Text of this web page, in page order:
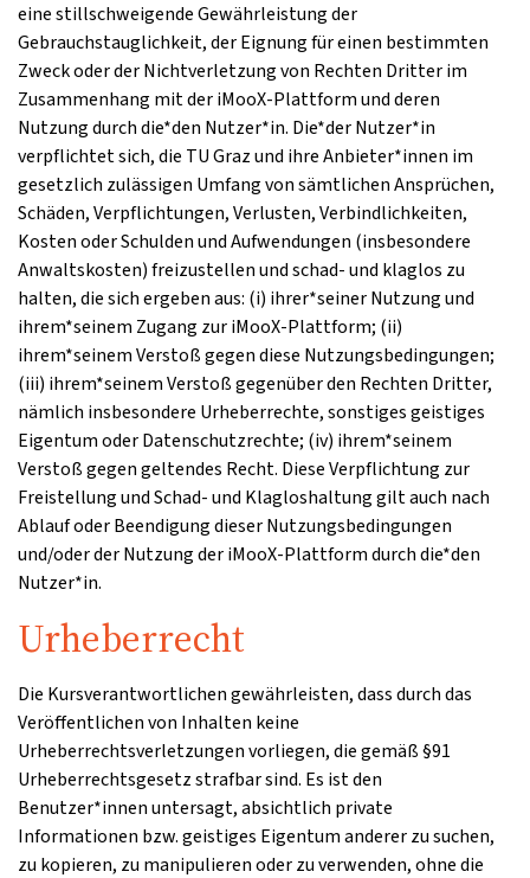
eine stillschweigende Gewährleistung der
Gebrauchstauglichkeit, der Eignung für einen bestimmten
Zweck oder der Nichtverletzung von Rechten Dritter im
Zusammenhang mit der iMooX-Plattform und deren
Nutzung durch die*den Nutzer*in. Die*der Nutzer*in
verpflichtet sich, die TU Graz und ihre Anbieter*innen im
gesetzlich zulässigen Umfang von sämtlichen Ansprüchen,
Schäden, Verpflichtungen, Verlusten, Verbindlichkeiten,
Kosten oder Schulden und Aufwendungen (insbesondere
Anwaltskosten) freizustellen und schad- und klaglos zu
halten, die sich ergeben aus: (i) ihrer*seiner Nutzung und
ihrem*seinem Zugang zur iMooX-Plattform; (ii)
ihrem*seinem Verstoß gegen diese Nutzungsbedingungen;
(iii) ihrem*seinem Verstoß gegenüber den Rechten Dritter,
nämlich insbesondere Urheberrechte, sonstiges geistiges
Eigentum oder Datenschutzrechte; (iv) ihrem*seinem
Verstoß gegen geltendes Recht. Diese Verpflichtung zur
Freistellung und Schad- und Klagloshaltung gilt auch nach
Ablauf oder Beendigung dieser Nutzungsbedingungen
und/oder der Nutzung der iMooX-Plattform durch die*den
Nutzer*in.
Urheberrecht
Die Kursverantwortlichen gewährleisten, dass durch das
Veröffentlichen von Inhalten keine
Urheberrechtsverletzungen vorliegen, die gemäß §91
Urheberrechtsgesetz strafbar sind. Es ist den
Benutzer*innen untersagt, absichtlich private
Informationen bzw. geistiges Eigentum anderer zu suchen,
zu kopieren, zu manipulieren oder zu verwenden, ohne die